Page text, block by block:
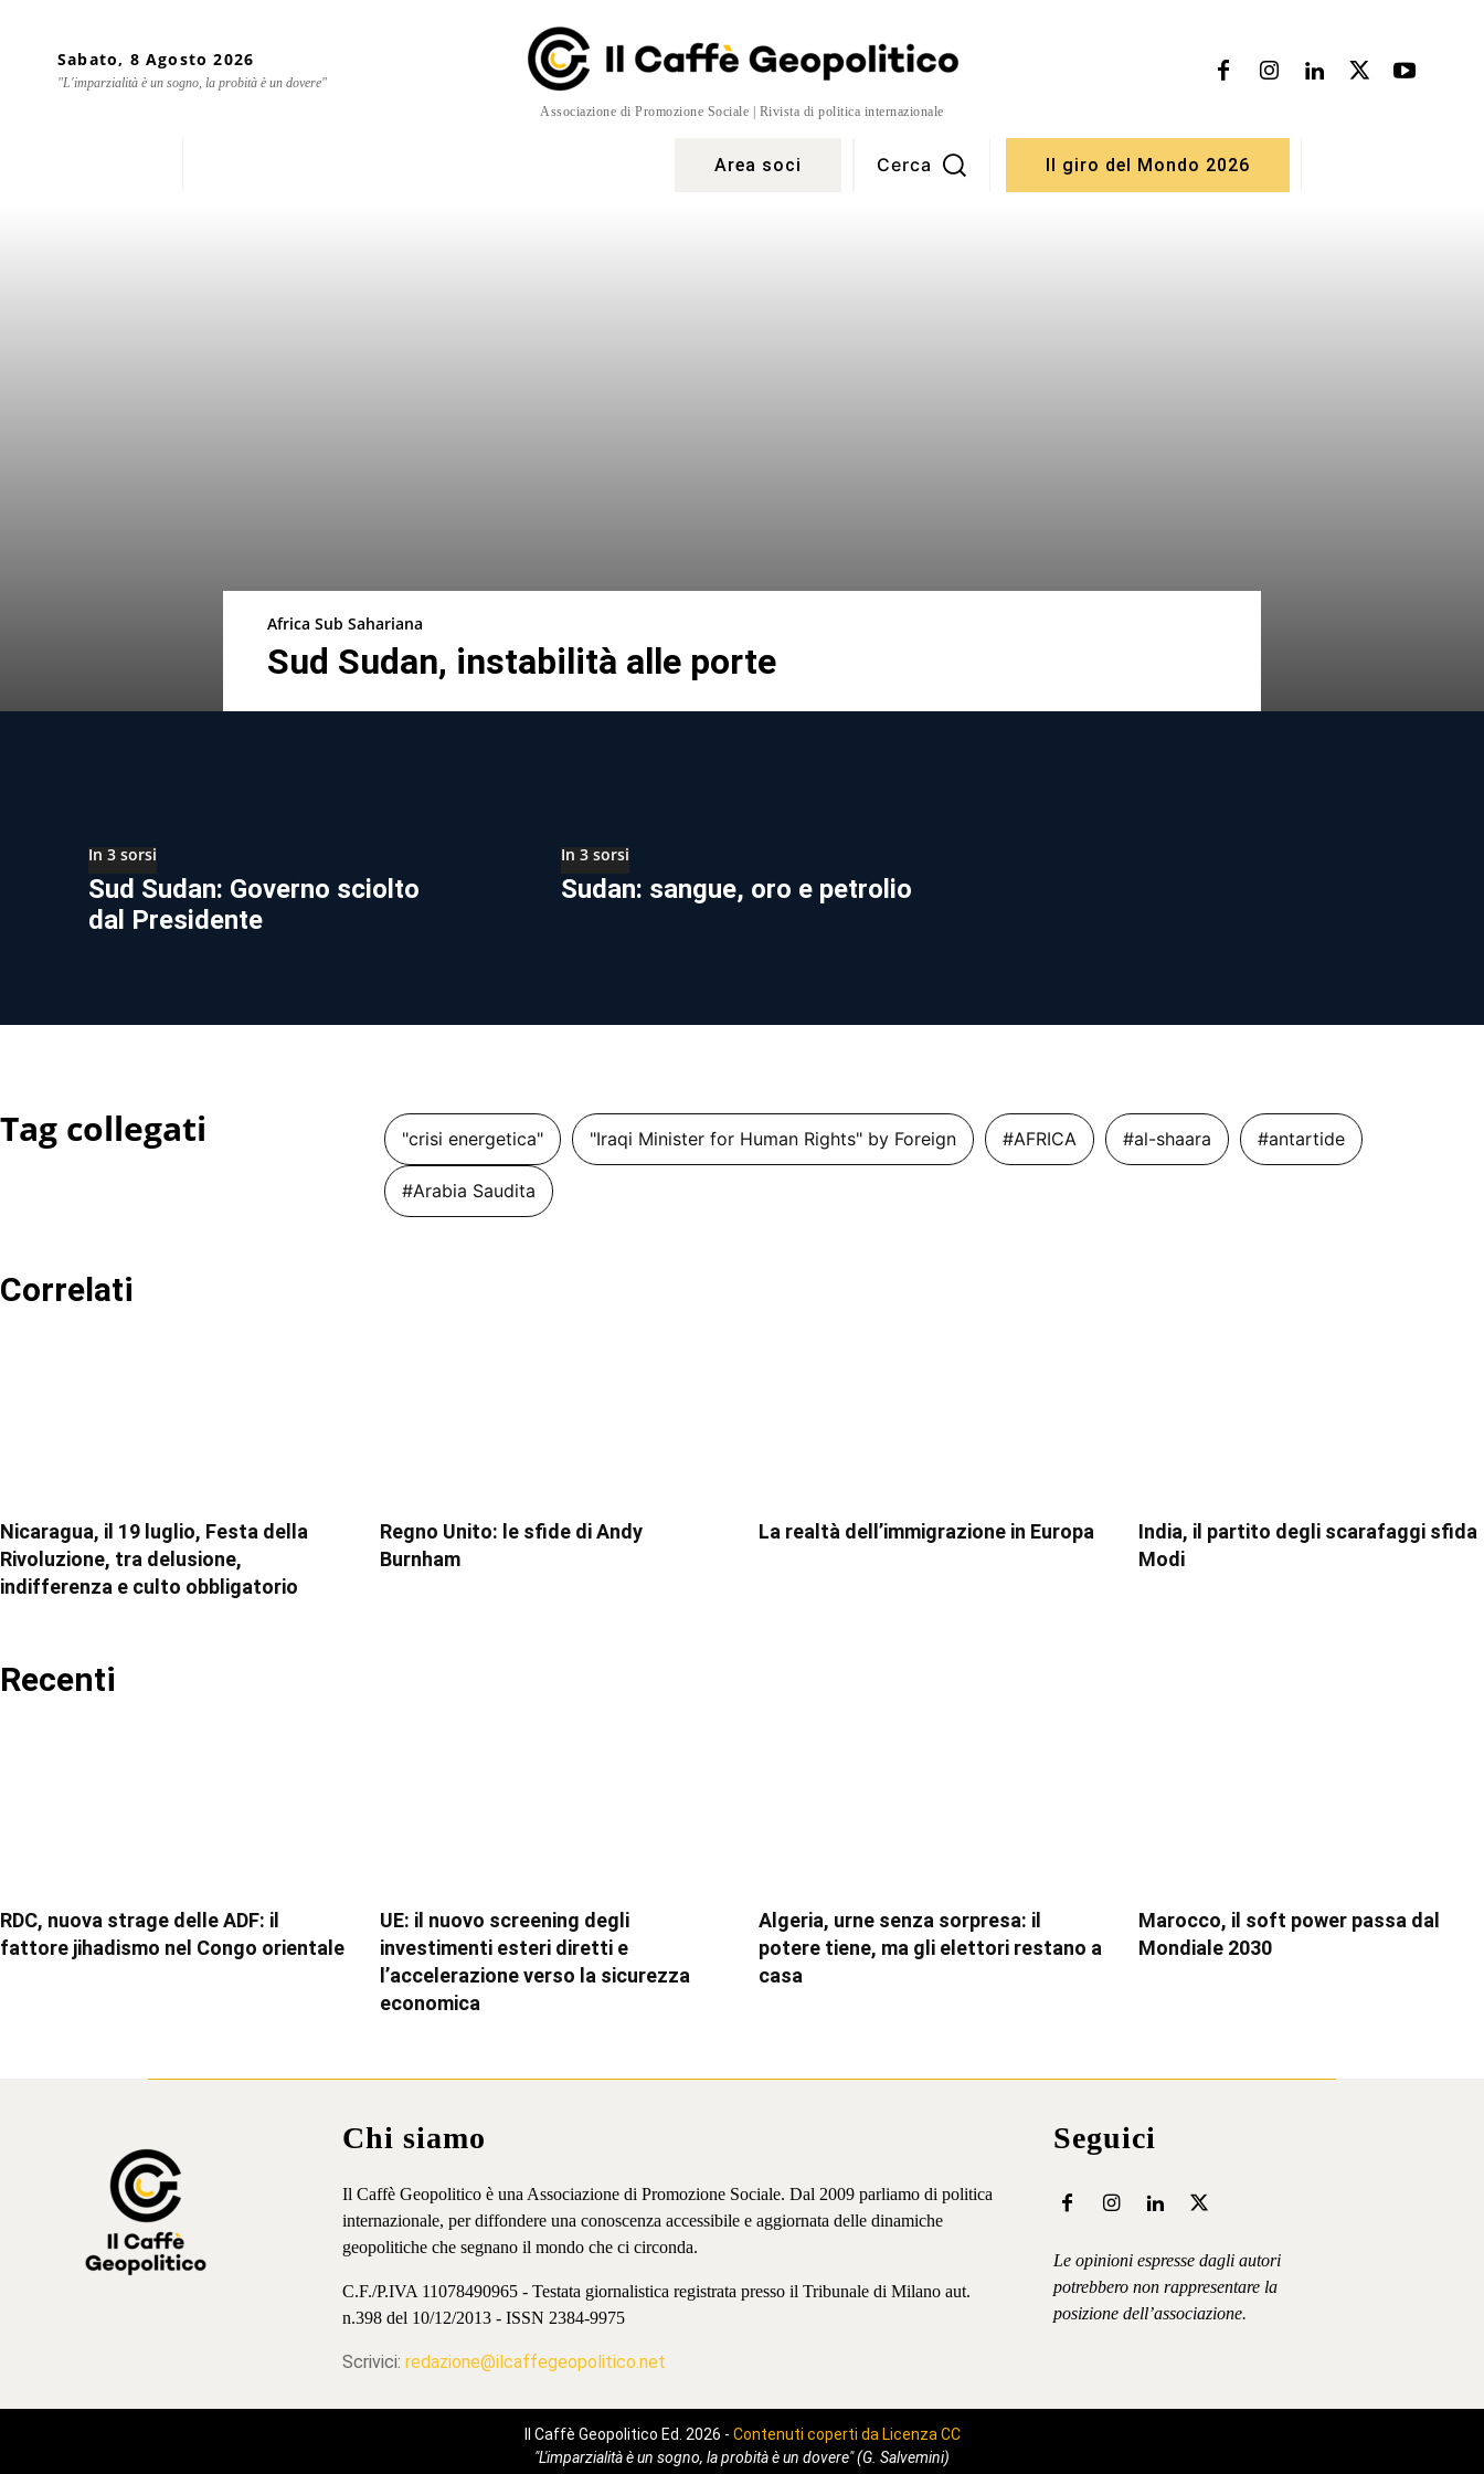
Sabato, 8 Agosto 2026
"L'imparzialità è un sogno, la probità è un dovere"
Associazione di Promozione Sociale | Rivista di politica internazionale
Area soci Cerca Il giro del Mondo 2026
Africa Sub Sahariana
Sud Sudan, instabilità alle porte
In 3 sorsi
Sud Sudan: Governo sciolto
dal Presidente
In 3 sorsi
Sudan: sangue, oro e petrolio
Tag collegati "crisi energetica" "Iraqi Minister for Human Rights" by Foreign #AFRICA #al-shaara #antartide
#Arabia Saudita
Correlati
Nicaragua, il 19 luglio, Festa della
Rivoluzione, tra delusione,
indifferenza e culto obbligatorio
Regno Unito: le sfide di Andy
Burnham
La realtà dell’immigrazione in Europa
India, il partito degli scarafaggi sfida
Modi
Recenti
RDC, nuova strage delle ADF: il
fattore jihadismo nel Congo orientale
UE: il nuovo screening degli
investimenti esteri diretti e
l’accelerazione verso la sicurezza
economica
Algeria, urne senza sorpresa: il
potere tiene, ma gli elettori restano a
casa
Marocco, il soft power passa dal
Mondiale 2030
Chi siamo
Il Caffè Geopolitico è una Associazione di Promozione Sociale. Dal 2009 parliamo di politica
internazionale, per diffondere una conoscenza accessibile e aggiornata delle dinamiche
geopolitiche che segnano il mondo che ci circonda.
C.F./P.IVA 11078490965 - Testata giornalistica registrata presso il Tribunale di Milano aut.
n.398 del 10/12/2013 - ISSN 2384-9975
Scrivici: redazione@ilcaffegeopolitico.net
Seguici
Le opinioni espresse dagli autori
potrebbero non rappresentare la
posizione dell’associazione.
Il Caffè Geopolitico Ed. 2026 - Contenuti coperti da Licenza CC
"L'imparzialità è un sogno, la probità è un dovere" (G. Salvemini)